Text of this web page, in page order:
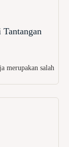
merupakan salah